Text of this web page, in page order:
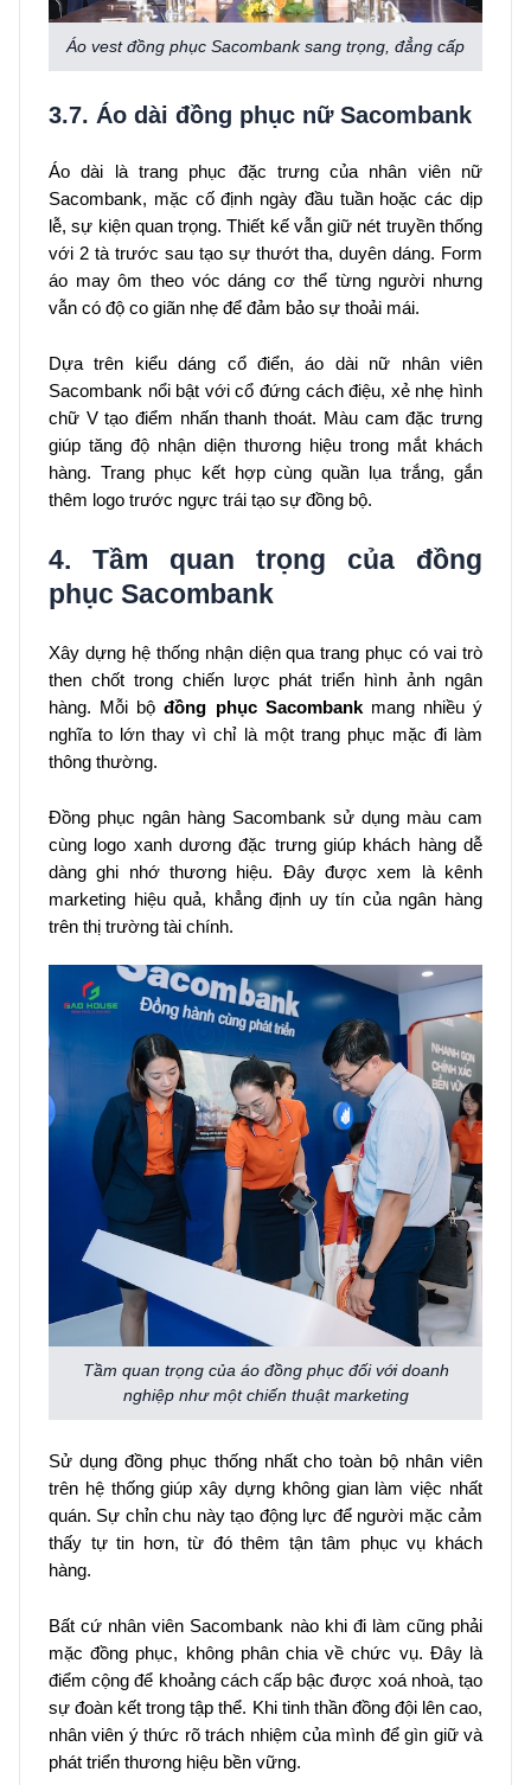
Áo vest đồng phục Sacombank sang trọng, đẳng cấp
3.7. Áo dài đồng phục nữ Sacombank
Áo dài là trang phục đặc trưng của nhân viên nữ
Sacombank, mặc cố định ngày đầu tuần hoặc các dịp
lễ, sự kiện quan trọng. Thiết kế vẫn giữ nét truyền thống
với 2 tà trước sau tạo sự thướt tha, duyên dáng. Form
áo may ôm theo vóc dáng cơ thể từng người nhưng
vẫn có độ co giãn nhẹ để đảm bảo sự thoải mái.
Dựa trên kiểu dáng cổ điển, áo dài nữ nhân viên
Sacombank nổi bật với cổ đứng cách điệu, xẻ nhẹ hình
chữ V tạo điểm nhấn thanh thoát. Màu cam đặc trưng
giúp tăng độ nhận diện thương hiệu trong mắt khách
hàng. Trang phục kết hợp cùng quần lụa trắng, gắn
thêm logo trước ngực trái tạo sự đồng bộ.
4. Tầm quan trọng của đồng
phục Sacombank
Xây dựng hệ thống nhận diện qua trang phục có vai trò
then chốt trong chiến lược phát triển hình ảnh ngân
hàng. Mỗi bộđồng phục Sacombankmang nhiều ý
nghĩa to lớn thay vì chỉ là một trang phục mặc đi làm
thông thường.
Đồng phục ngân hàng Sacombank sử dụng màu cam
cùng logo xanh dương đặc trưng giúp khách hàng dễ
dàng ghi nhớ thương hiệu. Đây được xem là kênh
marketing hiệu quả, khẳng định uy tín của ngân hàng
trên thị trường tài chính.
Tầm quan trọng của áo đồng phục đối với doanh
nghiệp như một chiến thuật marketing
Sử dụng đồng phục thống nhất cho toàn bộ nhân viên
trên hệ thống giúp xây dựng không gian làm việc nhất
quán. Sự chỉn chu này tạo động lực để người mặc cảm
thấy tự tin hơn, từ đó thêm tận tâm phục vụ khách
hàng.
Bất cứ nhân viên Sacombank nào khi đi làm cũng phải
mặc đồng phục, không phân chia về chức vụ. Đây là
điểm cộng để khoảng cách cấp bậc được xoá nhoà, tạo
sự đoàn kết trong tập thể. Khi tinh thần đồng đội lên cao,
nhân viên ý thức rõ trách nhiệm của mình để gìn giữ và
phát triển thương hiệu bền vững.